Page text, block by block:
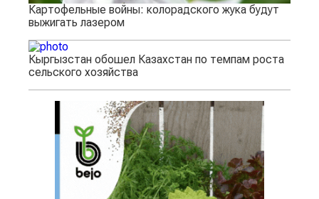
Картофельные войны: колорадского жука будут
выжигать лазером
Кыргызстан обошел Казахстан по темпам роста
сельского хозяйства